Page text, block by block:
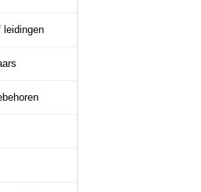
leidingen